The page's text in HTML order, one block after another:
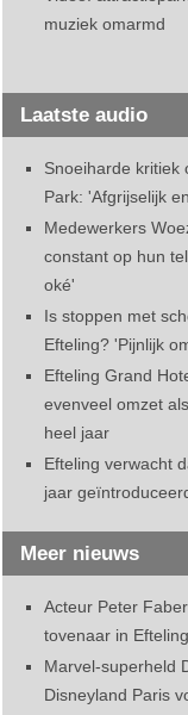
muziek omarmd
Laatste audio
Snoeiharde kritiek
Park: 'Afgrijselijk
Medewerkers
constant op hun
oké'
Is stoppen met
Efteling? 'Pijnlijk
Efteling Grand
evenveel omzet
heel jaar
Efteling verwacht
jaar
Meer nieuws
Acteur Peter
tovenaar in
Marvel-superheld
Disneyland Paris